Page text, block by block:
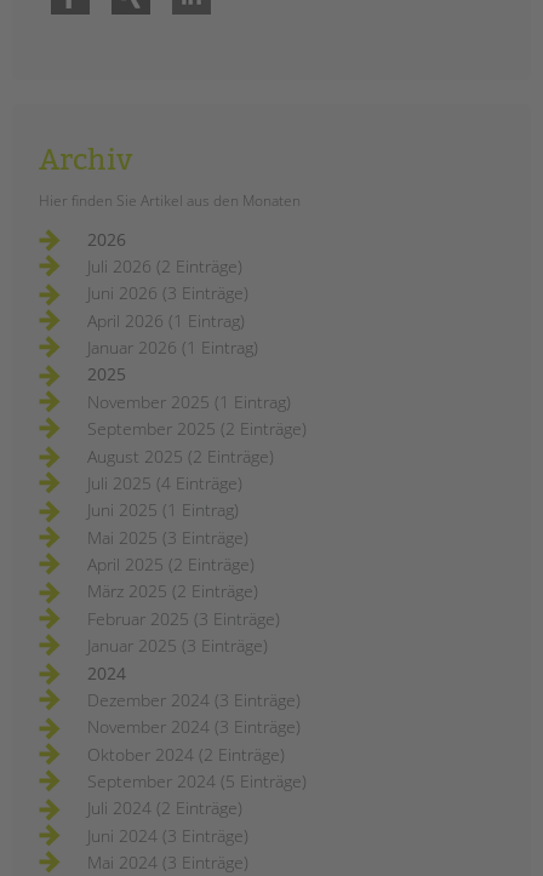
PRESSE
Datenschutz
Archiv
Hier finden Sie Artikel aus den Monaten
2026
Juli 2026 (2 Einträge)
Juni 2026 (3 Einträge)
April 2026 (1 Eintrag)
Januar 2026 (1 Eintrag)
2025
November 2025 (1 Eintrag)
September 2025 (2 Einträge)
August 2025 (2 Einträge)
Juli 2025 (4 Einträge)
Juni 2025 (1 Eintrag)
Mai 2025 (3 Einträge)
April 2025 (2 Einträge)
März 2025 (2 Einträge)
Februar 2025 (3 Einträge)
Januar 2025 (3 Einträge)
2024
Dezember 2024 (3 Einträge)
November 2024 (3 Einträge)
Oktober 2024 (2 Einträge)
September 2024 (5 Einträge)
Juli 2024 (2 Einträge)
Juni 2024 (3 Einträge)
Mai 2024 (3 Einträge)